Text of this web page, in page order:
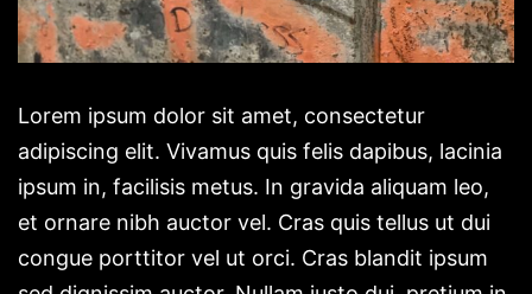
Lorem ipsum dolor sit amet, consectetur
adipiscing elit. Vivamus quis felis dapibus, lacinia
ipsum in, facilisis metus. In gravida aliquam leo,
et ornare nibh auctor vel. Cras quis tellus ut dui
congue porttitor vel ut orci. Cras blandit ipsum